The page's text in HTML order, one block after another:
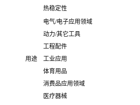
热稳定性
用途
电气/电子应用领域
动力/其它工具
工程配件
工业应用
体育用品
消费品应用领域
医疗器械